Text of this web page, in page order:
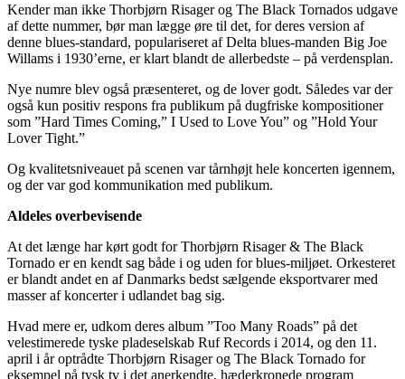
Kender man ikke Thorbjørn Risager og The Black Tornados udgave
af dette nummer, bør man lægge øre til det, for deres version af
denne blues-standard, populariseret af Delta blues-manden Big Joe
Willams i 1930’erne, er klart blandt de allerbedste – på verdensplan.
Nye numre blev også præsenteret, og de lover godt. Således var der
også kun positiv respons fra publikum på dugfriske kompositioner
som ”Hard Times Coming,” I Used to Love You” og ”Hold Your
Lover Tight.”
Og kvalitetsniveauet på scenen var tårnhøjt hele koncerten igennem,
og der var god kommunikation med publikum.
Aldeles overbevisende
At det længe har kørt godt for Thorbjørn Risager & The Black
Tornado er en kendt sag både i og uden for blues-miljøet. Orkesteret
er blandt andet en af Danmarks bedst sælgende eksportvarer med
masser af koncerter i udlandet bag sig.
Hvad mere er, udkom deres album ”Too Many Roads” på det
velestimerede tyske pladeselskab Ruf Records i 2014, og den 11.
april i år optrådte Thorbjørn Risager og The Black Tornado for
eksempel på tysk tv i det anerkendte, hæderkronede program